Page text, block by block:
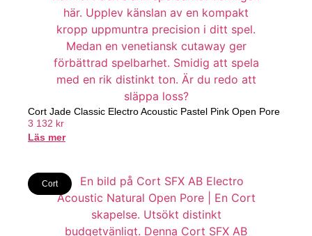
Cort Jade Classic Electro Acoustic Pastel Pink Open Pore
3 132 kr
Läs mer
Cort